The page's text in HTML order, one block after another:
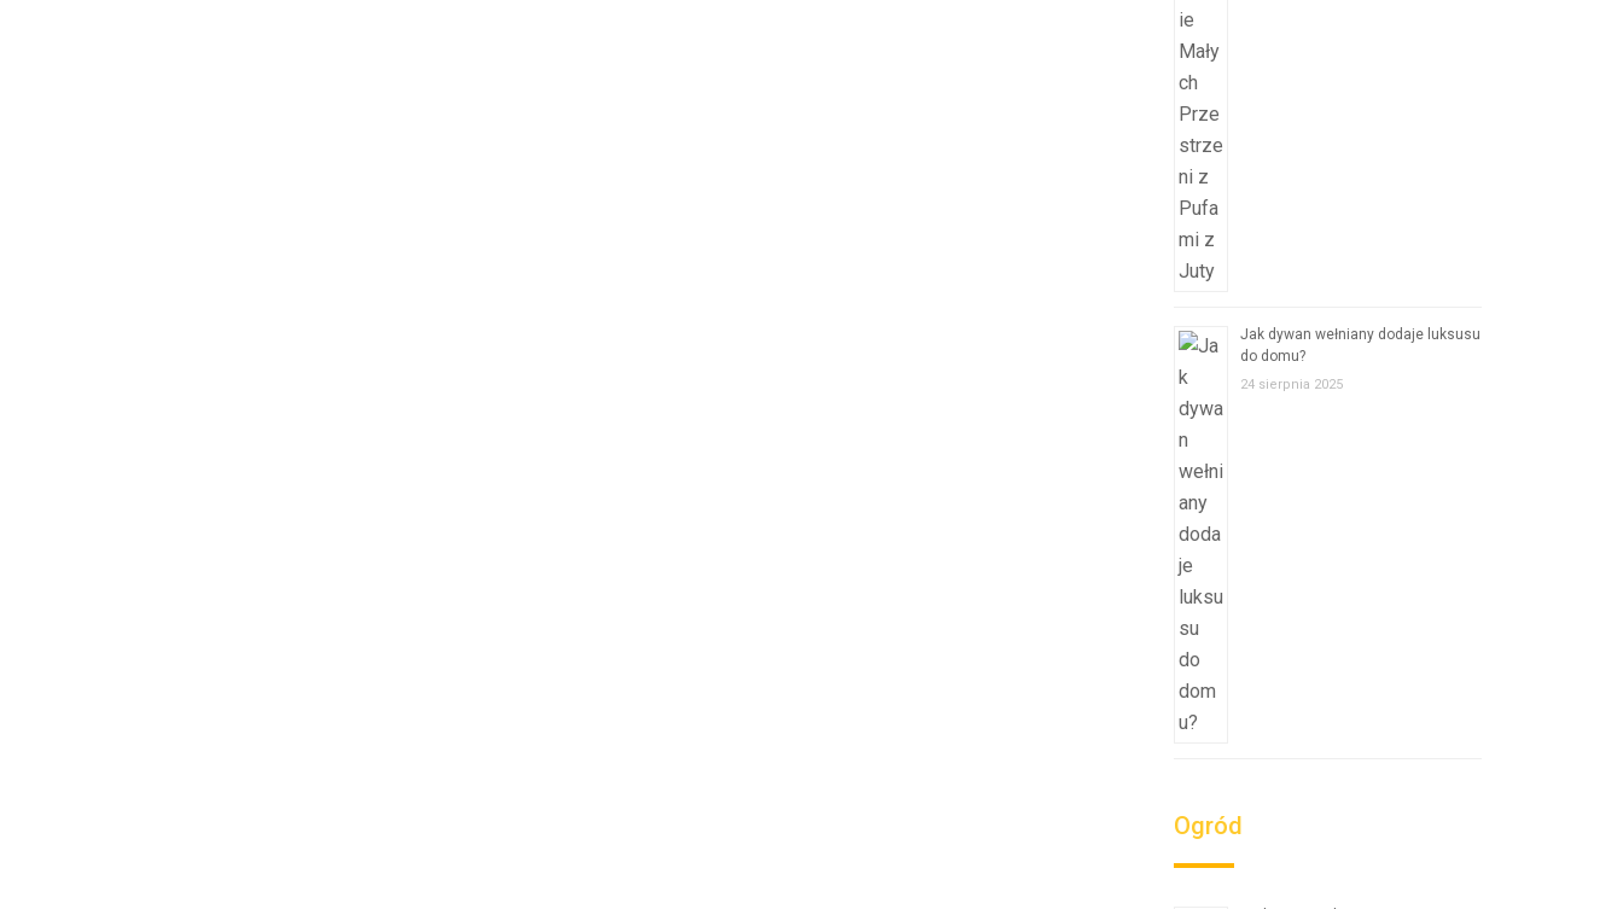
Jak dywan wełniany dodaje luksusu
do domu?
24 sierpnia 2025
Ogród